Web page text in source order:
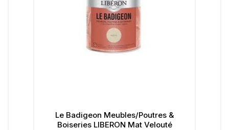
Le Badigeon Meubles/Poutres &
Boiseries LIBERON Mat Velouté